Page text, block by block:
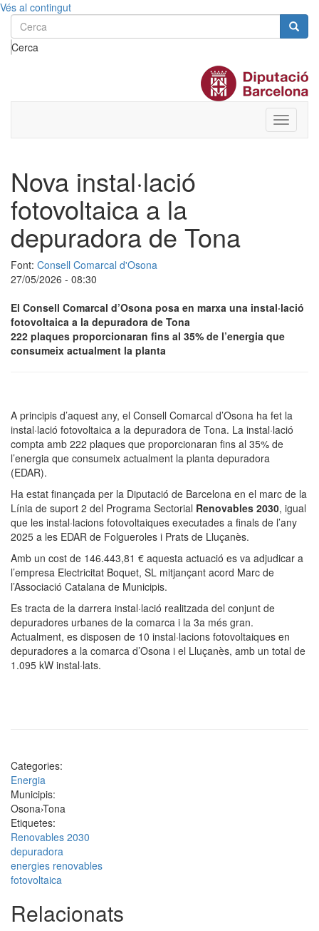
Vés al contingut
Cerca
Toggle
menu
Nova instal·lació
fotovoltaica a la
depuradora de Tona
Font: Consell Comarcal d'Osona
27/05/2026 - 08:30
El Consell Comarcal d’Osona posa en marxa una instal·lació
fotovoltaica a la depuradora de Tona
222 plaques proporcionaran fins al 35% de l’energia que
consumeix actualment la planta
A principis d’aquest any, el Consell Comarcal d’Osona ha fet la
instal·lació fotovoltaica a la depuradora de Tona. La instal·lació
compta amb 222 plaques que proporcionaran fins al 35% de
l’energia que consumeix actualment la planta depuradora
(EDAR).
Ha estat finançada per la Diputació de Barcelona en el marc de la
Línia de suport 2 del Programa Sectorial Renovables 2030, igual
que les instal·lacions fotovoltaiques executades a finals de l’any
2025 a les EDAR de Folgueroles i Prats de Lluçanès.
Amb un cost de 146.443,81 € aquesta actuació es va adjudicar a
l’empresa Electricitat Boquet, SL mitjançant acord Marc de
l’Associació Catalana de Municipis.
Es tracta de la darrera instal·lació realitzada del conjunt de
depuradores urbanes de la comarca i la 3a més gran.
Actualment, es disposen de 10 instal·lacions fotovoltaiques en
depuradores a la comarca d’Osona i el Lluçanès, amb un total de
1.095 kW instal·lats.
Categories:
Energia
Municipis:
Osona›Tona
Etiquetes:
Renovables 2030
depuradora
energies renovables
fotovoltaica
Relacionats